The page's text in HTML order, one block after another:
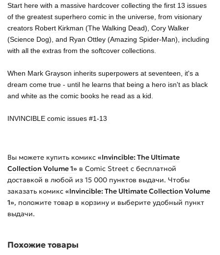
Start here with a massive hardcover collecting the first 13 issues
of the greatest superhero comic in the universe, from visionary
creators Robert Kirkman (The Walking Dead), Cory Walker
(Science Dog), and Ryan Ottley (Amazing Spider-Man), including
with all the extras from the softcover collections.
When Mark Grayson inherits superpowers at seventeen, it's a
dream come true - until he learns that being a hero isn't as black
and white as the comic books he read as a kid.
INVINCIBLE comic issues #1-13
Вы можете купить комикс «Invincible: The Ultimate
Collection Volume 1» в Comic Street с бесплатной
доставкой в любой из 15 000 пунктов выдачи. Чтобы
заказать комикс «Invincible: The Ultimate Collection Volume
1», положите товар в корзину и выберите удобный пункт
выдачи.
Похожие товары